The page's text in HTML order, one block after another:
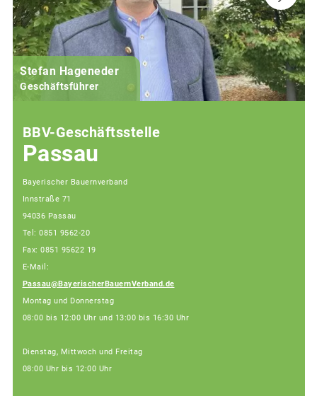
Stefan Hageneder
Geschäftsführer
BBV-Geschäftsstelle
Passau
Bayerischer Bauernverband
Innstraße 71
94036 Passau
Tel: 0851 9562-20
Fax: 0851 95622 19
E-Mail:
Passau@BayerischerBauernVerband.de
Montag und Donnerstag
08:00 bis 12:00 Uhr und 13:00 bis 16:30 Uhr
Dienstag, Mittwoch und Freitag
08:00 Uhr bis 12:00 Uhr